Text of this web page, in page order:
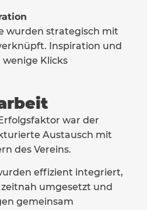
wurden strategisch mit
Inspiration und
Klicks
war der
Austausch mit
des Vereins.
effizient integriert,
umgesetzt und
gemeinsam